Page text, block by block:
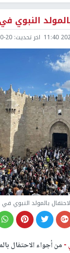
النبوي
اخر تحديث: 11:41
بالمولد النبوي
-من أجواء الاحتفال